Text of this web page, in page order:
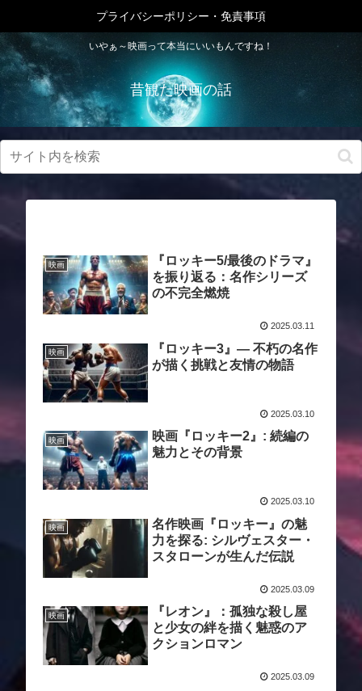
いやぁ～映画って本当にいいもんですね！
昔観た映画の話
プライバシーポリシー・免責事項
映画
『ロッキー5/最後のドラマ』
を振り返る：名作シリーズ
の不完全燃焼
2025.03.11
映画
『ロッキー3』— 不朽の名作
が描く挑戦と友情の物語
2025.03.10
映画
映画『ロッキー2』: 続編の
魅力とその背景
2025.03.10
映画
名作映画『ロッキー』の魅
力を探る: シルヴェスター・
スタローンが生んだ伝説
2025.03.09
映画
『レオン』：孤独な殺し屋
と少女の絆を描く魅惑のア
クションロマン
2025.03.09